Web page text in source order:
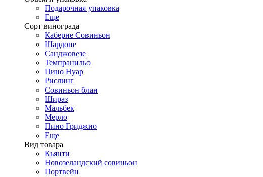
Подарочная упаковка
Еще
Сорт винограда
Каберне Совиньон
Шардоне
Санджовезе
Темпранильо
Пино Нуар
Рислинг
Совиньон блан
Шираз
Мальбек
Мерло
Пино Гриджио
Еще
Вид товара
Кьянти
Новозеландский совиньон
Портвейн